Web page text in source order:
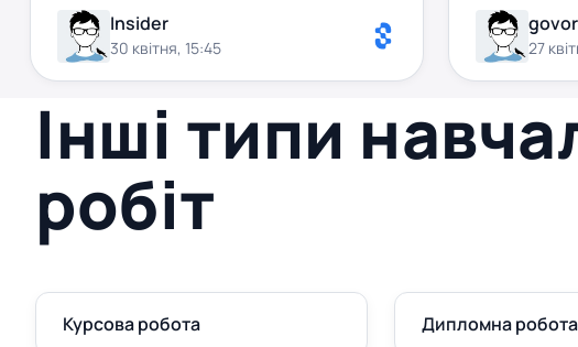
Insider
30 квітня, 15:45
привітна,
одразу.
звернусь))
27
Інші типи
робіт
Курсова робота Дипломна робота